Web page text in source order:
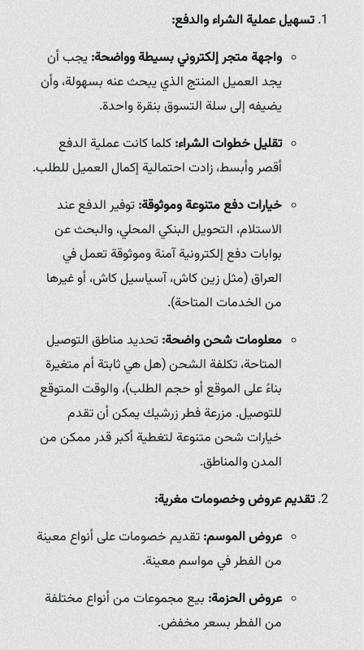
تسهيل عملية الشراء والدفع:
واجهة متجر إلكتروني بسيطة وواضحة:يجب أن
يجد العميل المنتج الذي يبحث عنه بسهولة، وأن
يضيفه إلى سلة التسوق بنقرة واحدة.
تقليل خطوات الشراء:كلما كانت عملية الدفع
أقصر وأبسط، زادت احتمالية إكمال العميل للطلب.
خيارات دفع متنوعة وموثوقة:توفير الدفع عند
الاستلام، التحويل البنكي المحلي، والبحث عن
بوابات دفع إلكترونية آمنة وموثوقة تعمل في
العراق (مثل زين كاش، آسياسيل كاش، أو غيرها
من الخدمات المتاحة).
معلومات شحن واضحة:تحديد مناطق التوصيل
المتاحة، تكلفة الشحن (هل هي ثابتة أم متغيرة
بناءً على الموقع أو حجم الطلب)، والوقت المتوقع
للتوصيل. مزرعة فطر زرشيك يمكن أن تقدم
خيارات شحن متنوعة لتغطية أكبر قدر ممكن من
المدن والمناطق.
تقديم عروض وخصومات مغرية:
عروض الموسم:تقديم خصومات على أنواع معينة
من الفطر في مواسم معينة.
عروض الحزمة:بيع مجموعات من أنواع مختلفة
من الفطر بسعر مخفض.